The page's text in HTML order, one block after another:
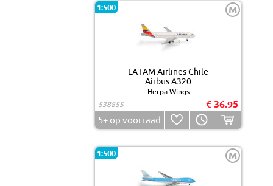
1:500 M
LATAM Airlines Chile
Airbus A320
Herpa Wings
538855
€ 36.95
5+ op voorraad
1:500 M